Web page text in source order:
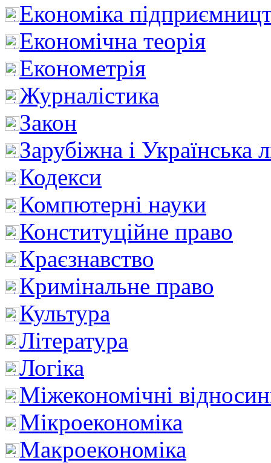
Економіка
Економічна теорія
Економетрія
Журналістика
Закон
Зарубіжна і Українська
Кодекси
Компютерні науки
Конституційне право
Краєзнавство
Кримінальне право
Культура
Література
Логіка
Міжекономічні
Мікроекономіка
Макроекономіка